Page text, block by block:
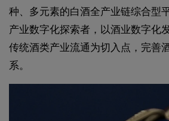
种、多元素的白酒全产业链综合型
产业数字化探索者，以酒业数字化
传统酒类产业流通为切入点，完善
系。